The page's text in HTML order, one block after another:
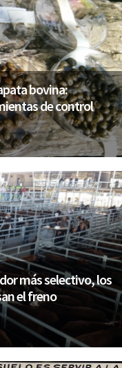
bovina:
de control
más selectivo, los
el freno